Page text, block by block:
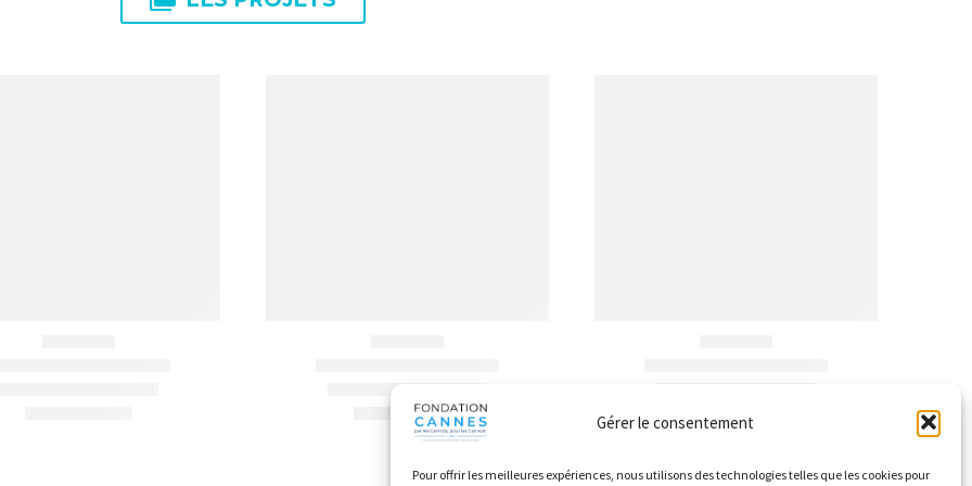
Gérer le consentement
Pour offrir les meilleures expériences, nous utilisons des technologies telles que les cookies pour